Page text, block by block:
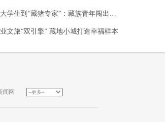
从大学生到“藏猪专家”：藏族青年闯出养殖共富路
文旅“双引擎” 藏地小城打造幸福样本
闻网